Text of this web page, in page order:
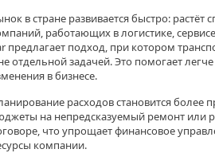
в стране развивается быстро:
работающих в логистике,
предлагает подход, при котором
отдельной задачей. Это помогает
в бизнесе.
расходов становится более
на непредсказуемый ремонт или
что упрощает финансовое
компании.